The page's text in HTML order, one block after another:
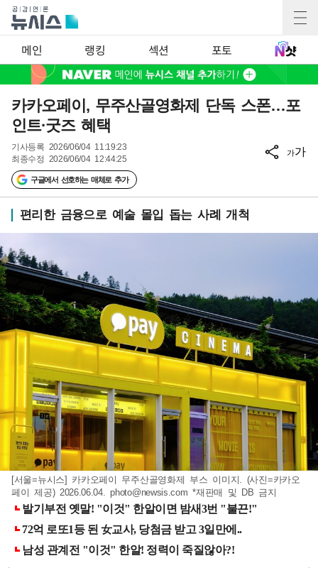
메인 랭킹 섹션 포토
카카오페이, 무주산골영화제 단독 스폰…포
인트·굿즈 혜택
기사등록 2026/06/04 11:19:23
최종수정 2026/06/04 12:44:25
구글에서 선호하는 매체로 추가
가가
편리한 금융으로 예술 몰입 돕는 사례 개척
[서울=뉴시스] 카카오페이 무주산골영화제 부스 이미지. (사진=카카오
페이 제공) 2026.06.04.photo@newsis.com *재판매 및 DB 금지